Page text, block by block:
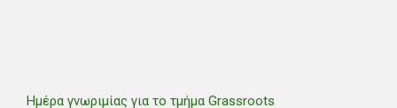
Ημέρα γνωριμίας για το τμήμα Grassroots